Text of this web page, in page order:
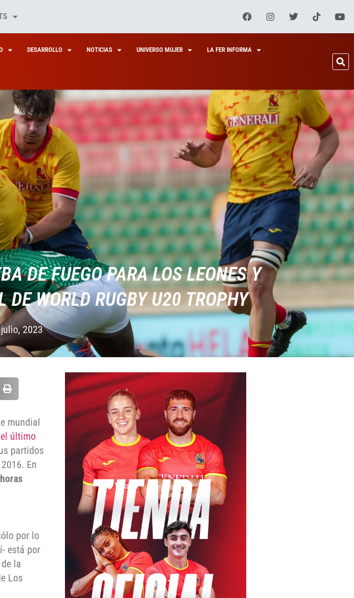
DESARROLLO NOTICIAS UNIVERSO MUJER LA FER INFORMA
DE FUEGO PARA LOS LEONES Y
WORLD RUGBY U20 TROPHY
2023
mundial
último
partidos
En
por lo
está por
la
Los